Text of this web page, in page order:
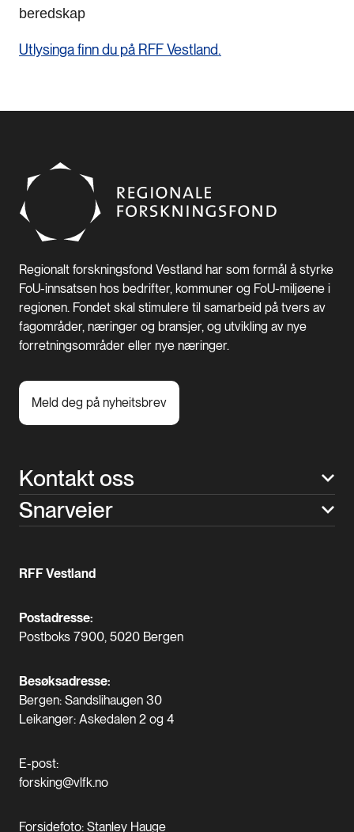
beredskap
Utlysinga finn du på RFF Vestland.
Regionalt forskningsfond Vestland har som formål å styrke
FoU-innsatsen hos bedrifter, kommuner og FoU-miljøene i
regionen. Fondet skal stimulere til samarbeid på tvers av
fagområder, næringer og bransjer, og utvikling av nye
forretningsområder eller nye næringer.
Meld deg på nyheitsbrev
Kontakt oss
Snarveier
RFF Vestland
Postadresse:
Postboks 7900, 5020 Bergen
Besøksadresse:
Bergen: Sandslihaugen 30
Leikanger: Askedalen 2 og 4
E-post:
forsking@vlfk.no
Forsidefoto: Stanley Hauge